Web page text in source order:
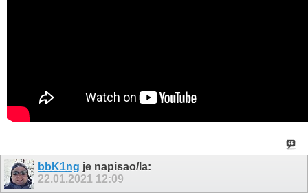
bbK1ng je napisao/la:
22.01.2021 12:09